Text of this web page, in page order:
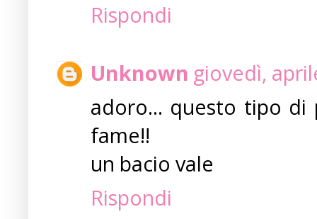
Rispondi
Unknown giovedì,
adoro... questo tipo di
fame!!
un bacio vale
Rispondi